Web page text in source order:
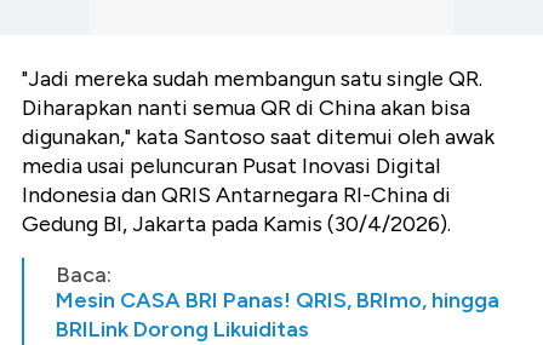
"Jadi mereka sudah membangun satu single QR.
Diharapkan nanti semua QR di China akan bisa
digunakan," kata Santoso saat ditemui oleh awak
media usai peluncuran Pusat Inovasi Digital
Indonesia dan QRIS Antarnegara RI-China di
Gedung BI, Jakarta pada Kamis (30/4/2026).
Baca:
Mesin CASA BRI Panas! QRIS, BRImo, hingga
BRILink Dorong Likuiditas